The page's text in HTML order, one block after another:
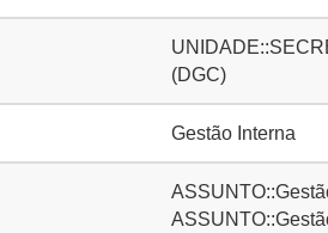
(DGC)
Gestão Interna